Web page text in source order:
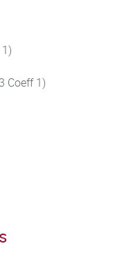
Coeff 1)